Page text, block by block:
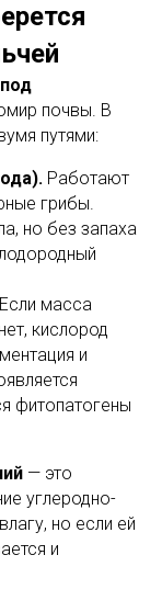
почвы. В
путями:
Работают
грибы.
но без запаха
Если масса
кислород
и
фитопатогены
— это
углеродно-
но если ей
и